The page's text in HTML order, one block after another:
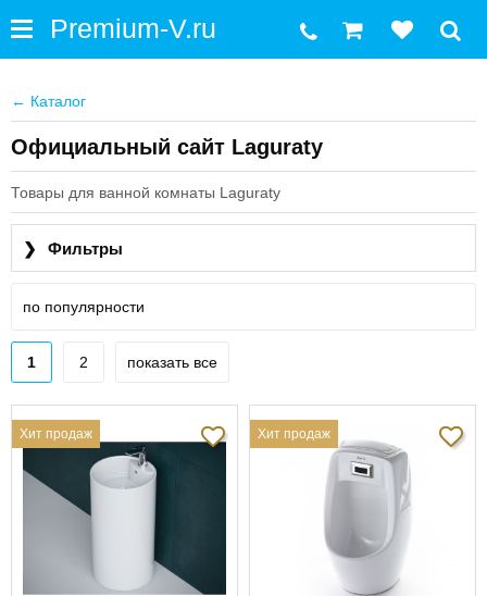
← Каталог
Официальный сайт Laguraty
Товары для ванной комнаты Laguraty
❯ Фильтры
по популярности
1 2 показать все
Хит продаж Хит продаж